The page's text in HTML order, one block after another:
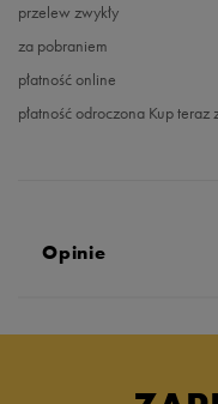
przelew zwykły
za pobraniem
płatność online
płatność odroczona Kup
Opinie